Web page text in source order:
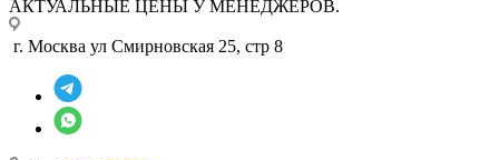
АКТУАЛЬНЫЕ ЦЕНЫ У МЕНЕДЖЕРОВ.
г. Москва ул Смирновская 25, стр 8